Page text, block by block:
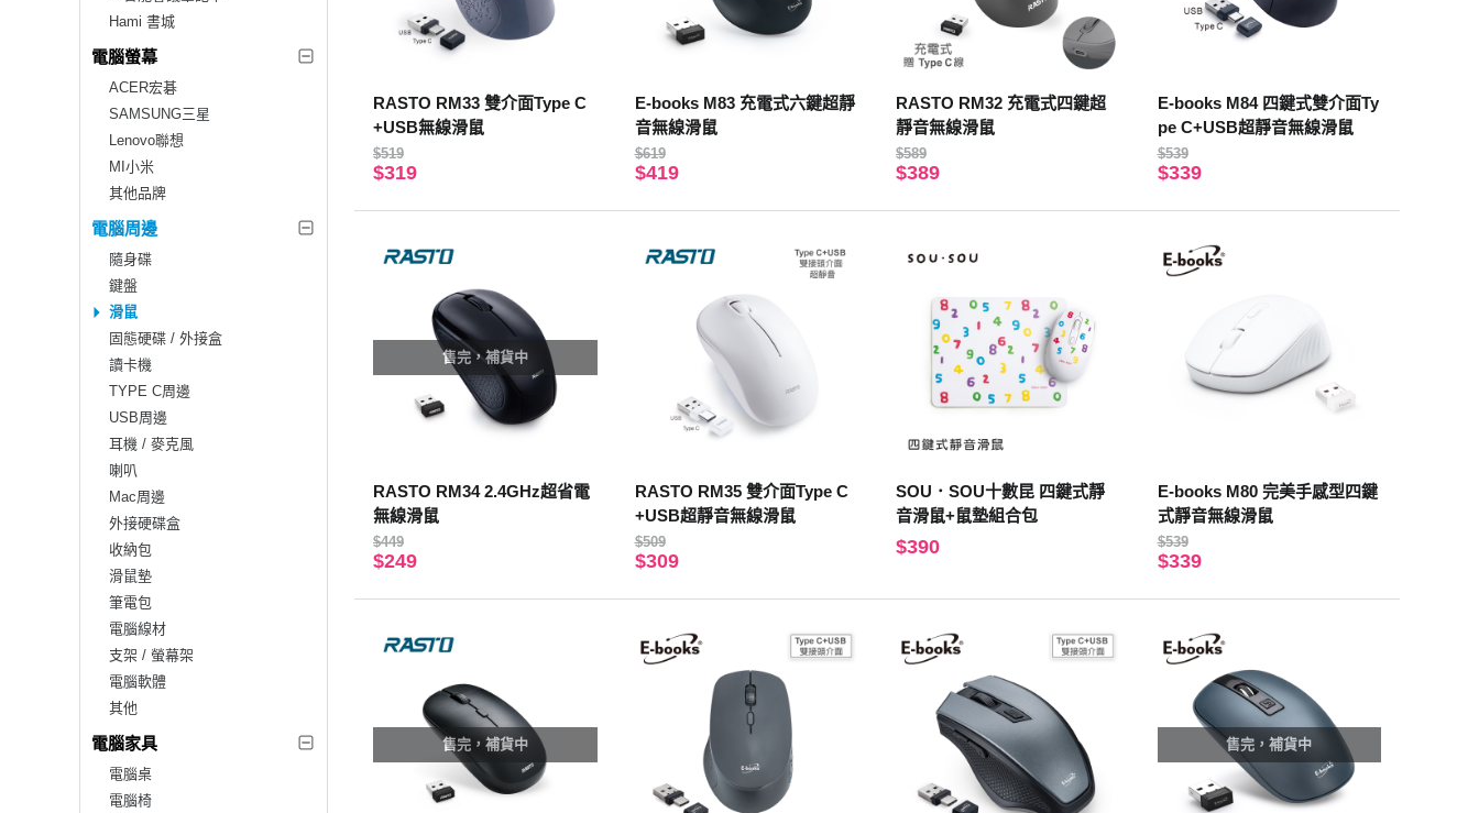
Hami 書城
電腦螢幕
ACER宏碁
SAMSUNG三星
Lenovo聯想
MI小米
其他品牌
電腦周邊
隨身碟
鍵盤
滑鼠
固態硬碟 / 外接盒
讀卡機
TYPE C周邊
USB周邊
耳機 / 麥克風
喇叭
Mac周邊
外接硬碟盒
收納包
滑鼠墊
筆電包
電腦線材
支架 / 螢幕架
電腦軟體
其他
電腦家具
電腦桌
電腦椅
RASTO RM33 雙介面Type C
+USB無線滑鼠
$519
$319
E-books M83 充電式六鍵超靜
音無線滑鼠
$619
$419
RASTO RM32 充電式四鍵超
靜音無線滑鼠
$589
$389
E-books M84 四鍵式雙介面Ty
pe C+USB超靜音無線滑鼠
$539
$339
售完，補貨中
RASTO RM34 2.4GHz超省電
無線滑鼠
$449
$249
RASTO RM35 雙介面Type C
+USB超靜音無線滑鼠
$509
$309
SOU．SOU十數昆 四鍵式靜
音滑鼠+鼠墊組合包
$390
E-books M80 完美手感型四鍵
式靜音無線滑鼠
$539
$339
售完，補貨中 售完，補貨中